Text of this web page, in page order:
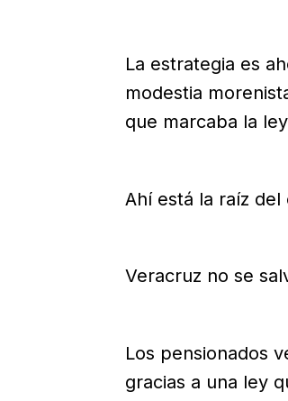
La estrategia es
modestia
que marcaba la
Ahí está la raíz
Veracruz no se
Los pensionados
gracias a una ley